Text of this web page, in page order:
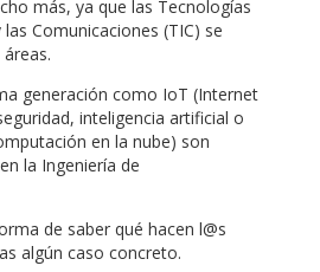
más, ya que las Tecnologías
Comunicaciones (TIC) se
generación como IoT (Internet
inteligencia artificial o
en la nube) son
la Ingeniería de
de saber qué hacen l@s
algún caso concreto.